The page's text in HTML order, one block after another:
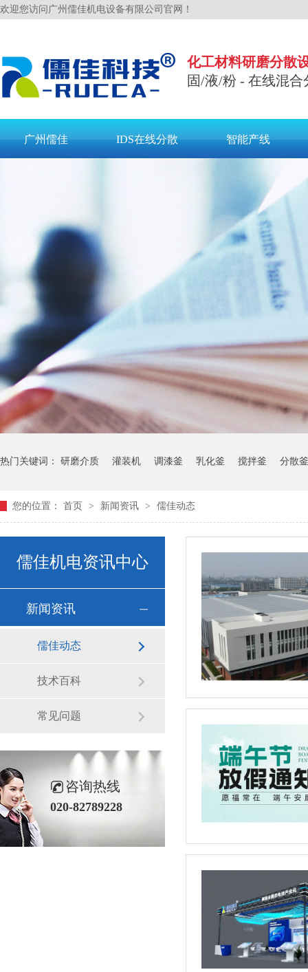
欢迎您访问广州儒佳机电设备有限公司官网！
化工材料研磨分
固/液/粉 - 在线混
广州儒佳 IDS在线分散 智能产线
热门关键词： 研磨介质 灌装机 调漆釜 乳化釜 搅拌釜 分散釜
您的位置： 首页 > 新闻资讯 > 儒佳动态
儒佳机电资讯中心
新闻资讯
儒佳动态
技术百科
常见问题
咨询热线
020-82789228